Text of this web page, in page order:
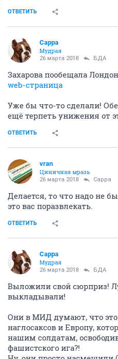
ОТВЕТИТЬ
Сарра
Мудрая
26 марта 2018 БДА
Захарова пообещала
web-страница
Уже бы что-то сделали!
ещё терпеть унижения от
ОТВЕТИТЬ
vran
Циничная мразь
26 марта 2018 Сарра
Делается, то что надо не
это вас поразвлекать.
ОТВЕТИТЬ
Сарра
Мудрая
26 марта 2018 БДА
Выложили свой сюрприз!
выкладывали!
Они в МИД думают, что это
наглосаксов и Европу,
нашим солдатам,
фашистского ига?!